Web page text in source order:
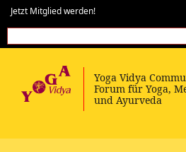
Jetzt Mitglied werden!